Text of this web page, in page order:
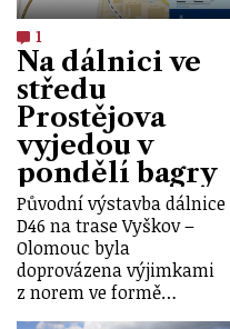
1
Na dálnici ve
středu
Prostějova
vyjedou v
pondělí bagry
Původní výstavba dálnice
D46 na trase Vyškov –
Olomouc byla
doprovázena výjimkami
z norem ve formě…